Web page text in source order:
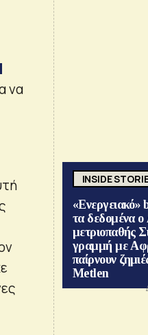
να
INSIDE
τα δεδομένα
μετριοπαθής
γραμμή με
παίρνουν
Metlen